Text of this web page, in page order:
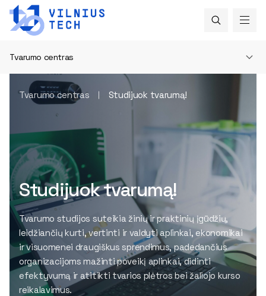
Tvarumo centras
Tvarumo centras Studijuok tvarumą!
Studijuok tvarumą!
Tvarumo studijos suteikia žinių ir praktinių įgūdžių,
leidžiančių kurti, vertinti ir valdyti aplinkai, ekonomikai
ir visuomenei draugiškus sprendimus, padedančius
organizacijoms mažinti poveikį aplinkai, didinti
efektyvumą ir atitikti tvarios plėtros bei žaliojo kurso
reikalavimus.